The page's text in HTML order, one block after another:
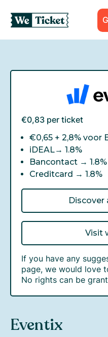
Eventix
€0,83 per ticket
€0,65 + 2,8% voor
iDEAL→ 1.8%
Bancontact → 1.8%
Creditcard → 1.8%
Discover
Visit
If you have any
page, we would love
No rights can be